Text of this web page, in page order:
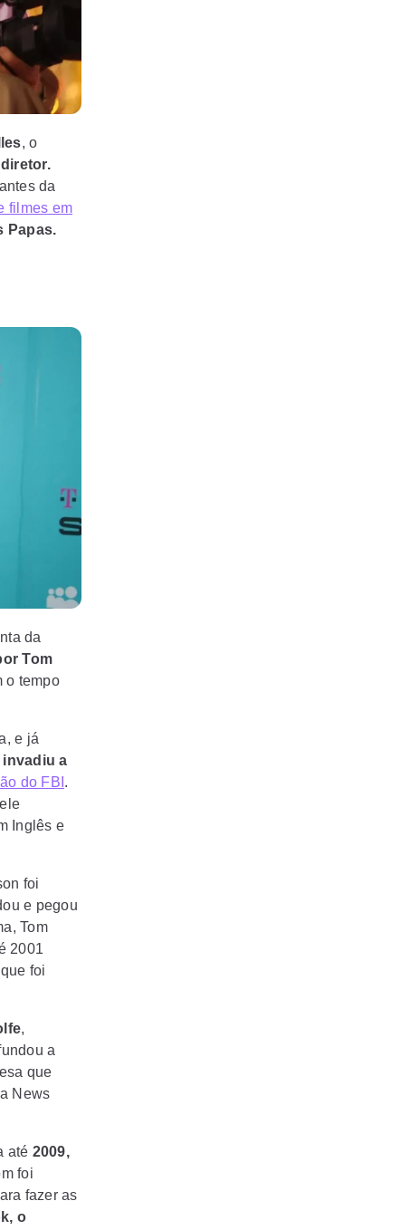
, o
da
filmes em
Papas.
da
Tom
o tempo
e já
invadiu a
do FBI .
Inglês e
foi
e pegou
Tom
2001
que foi
,
a
que
News
até 2009,
foi
fazer as
o